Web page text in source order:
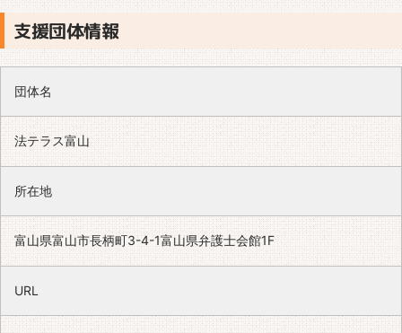
支援団体情報
団体名
法テラス富山
所在地
富山県富山市長柄町3-4-1富山県弁護士会館1F
URL